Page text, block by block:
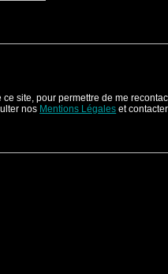
site, pour permettre de me
nos Mentions Légales et